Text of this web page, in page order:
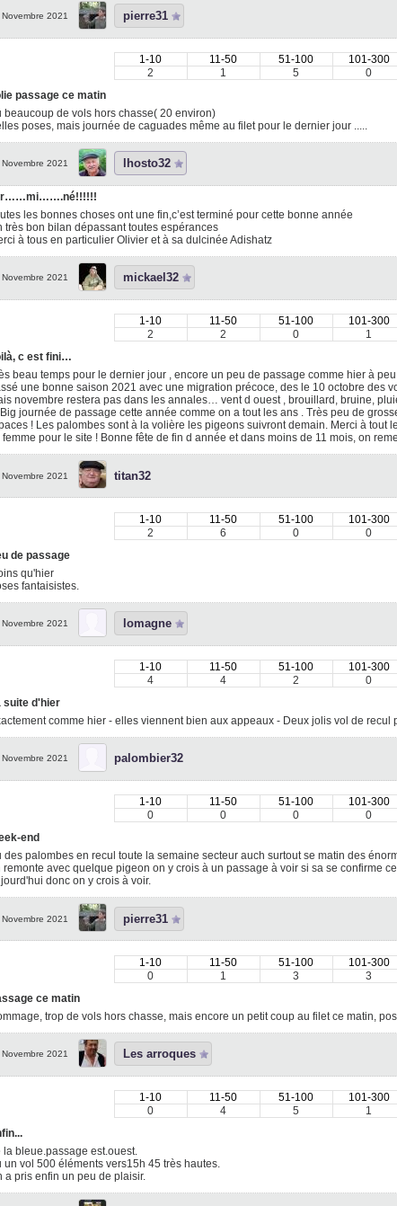
2021 pierre31
1-10 11-50 51-100 101-300
2
1 5 0
passage ce matin
beaucoup de vols hors chasse( 20 environ)
poses, mais journée de caguades même au filet pour le dernier jour .....
2021 lhosto32
les bonnes choses ont une fin,c’est terminé pour cette bonne année
très bon bilan dépassant toutes espérances
à tous en particulier Olivier et à sa dulcinée Adishatz
2021 mickael32
1-10 11-50 51-100 101-300
2
2 0 1
c est fini…
beau temps pour le dernier jour , encore un peu de passage comme hier à
une bonne saison 2021 avec une migration précoce, des le 10 octobre des
novembre restera pas dans les annales… vent d ouest , brouillard, bruine,
Big journée de passage cette année comme on a tout les ans . Très peu de
! Les palombes sont à la volière les pigeons suivront demain. Merci à tout
femme pour le site ! Bonne fête de fin d année et dans moins de 11 mois, on
2021 titan32
1-10 11-50 51-100 101-300
2
6 0 0
de passage
qu'hier
fantaisistes.
2021 lomagne
1-10 11-50 51-100 101-300
4
4 2 0
suite d'hier
comme hier - elles viennent bien aux appeaux - Deux jolis vol de recul
2021 palombier32
1-10 11-50 51-100 101-300
0
0 0 0
end
des palombes en recul toute la semaine secteur auch surtout se matin des
remonte avec quelque pigeon on y crois à un passage à voir si sa se confirme
donc on y crois à voir.
Novembre 2021 pierre31
1-10 11-50 51-100 101-300
0
1 3 3
ce matin
trop de vols hors chasse, mais encore un petit coup au filet ce matin,
Novembre 2021 Les arroques
1-10 11-50 51-100 101-300
0
4 5 1
la bleue.passage est.ouest.
un vol 500 éléments vers15h 45 très hautes.
a pris enfin un peu de plaisir.